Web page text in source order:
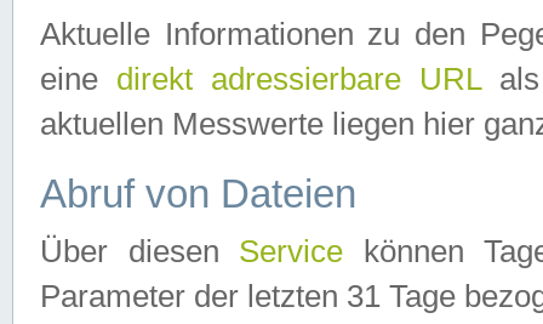
Aktuelle Informationen zu den
eine direkt adressierbare URLals
aktuellen Messwerte liegen hier
Abruf von Dateien
Über diesen Service können
Parameter der letzten 31 Tage